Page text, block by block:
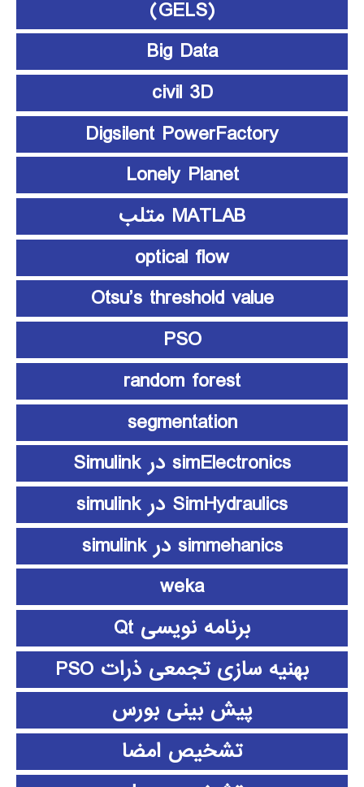
(GELS)
Big Data
civil 3D
Digsilent PowerFactory
Lonely Planet
MATLAB متلب
optical flow
Otsu’s threshold value
PSO
random forest
segmentation
simElectronics در Simulink
SimHydraulics در simulink
simmehanics در simulink
weka
برنامه نویسی Qt
بهنیه سازی تجمعی ذرات PSO
پیش بینی بورس
تشخیص امضا